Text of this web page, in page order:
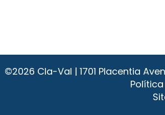
©2026 Cla-Val | 1701 Placentia